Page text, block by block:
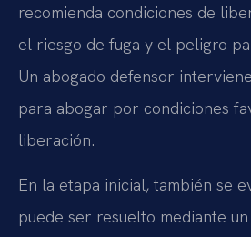
recomienda condiciones de
el riesgo de fuga y el peligro
Un abogado defensor
para abogar por condiciones
liberación.
En la etapa inicial, también se
puede ser resuelto mediante